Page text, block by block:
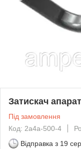
Затискач
Під замовлення
Код: 2а4а-500-4
Відправка з 19